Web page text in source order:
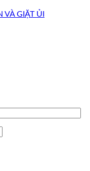
GIẶT ỦI